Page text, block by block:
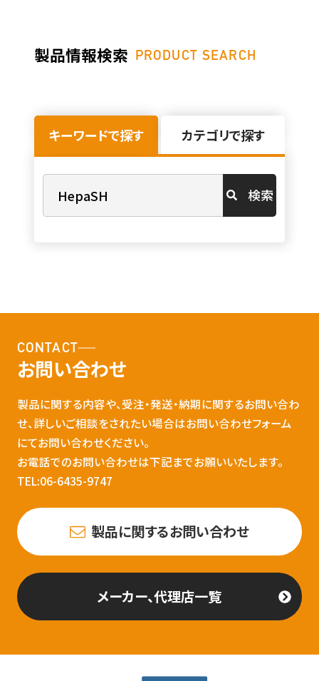
製品情報検索 PRODUCT SEARCH
キーワードで探す カテゴリで探す
検索
CONTACT
お問い合わせ
製品に関する内容や、受注・発送・納期に関するお問い合わ
せ、詳しいご相談をされたい場合はお問い合わせフォーム
にてお問い合わせください。
お電話でのお問い合わせは下記までお願いいたします。
TEL:06-6435-9747
製品に関するお問い合わせ
メーカー、代理店一覧